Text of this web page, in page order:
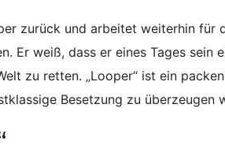
zurück und arbeitet weiterhin für
Er weiß, dass er eines Tages sein
zu retten. „Looper“ ist ein
Besetzung zu überzeugen